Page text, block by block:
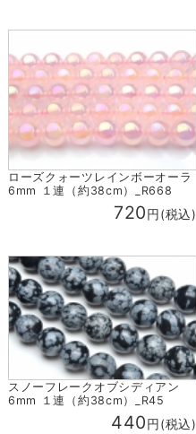
ローズクォーツレインボーオーラ
6mm １連（約38cm）_R668
720円(税込)
スノーフレークオブシディアン
6mm １連（約38cm）_R45
440円(税込)